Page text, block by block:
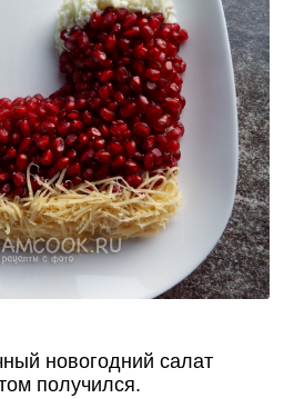
новогодний салат
получился.